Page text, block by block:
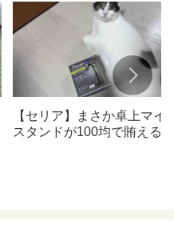
【セリア】まさか卓上マイ
スタンドが100均で賄えるな